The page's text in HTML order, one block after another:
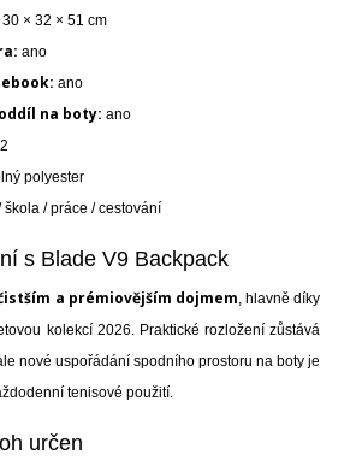
× 32 × 51 cm
ano
ano
na boty: ano
2
polyester
škola / práce / cestování
s Blade V9 Backpack
a prémiovějším dojmem, hlavně díky
kolekcí 2026. Praktické rozložení zůstává
nové uspořádání spodního prostoru na boty je
tenisové použití.
určen